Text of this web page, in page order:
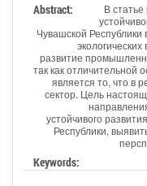
Abstract:
В
Чувашской Республики
развитие
так как отличительной
является то, что в
сектор. Цель
устойчивого
Республики,
Keywords: